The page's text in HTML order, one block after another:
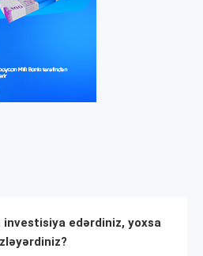
investisiya edərdiniz, yoxsa